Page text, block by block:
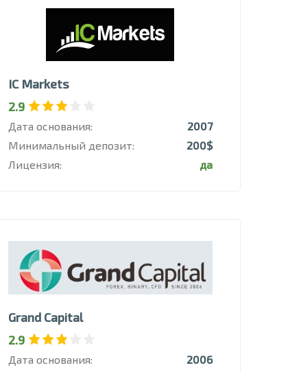
IC Markets
2.9
Дата основания:
2007
Минимальный депозит:
200$
Лицензия:
да
Grand Capital
2.9
Дата основания: 2006